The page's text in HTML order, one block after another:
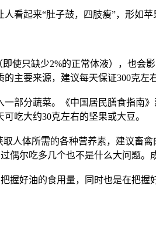
起来“肚子鼓，四肢瘦”，形如苹
只缺少2%的正常体液），也会影
主要来源，建议每天保证300克左
分蔬菜。《中国居民膳食指南》
吃大约30克左右的坚果或大豆。
体所需的各种营养素，建议畜禽
偶尔吃多几个也不是什么大问题。
好油的食用量，同时也是在把握